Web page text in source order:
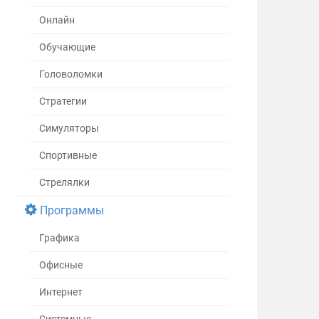
Онлайн
Обучающие
Головоломки
Стратегии
Симуляторы
Спортивные
Стрелялки
Программы
Графика
Офисные
Интернет